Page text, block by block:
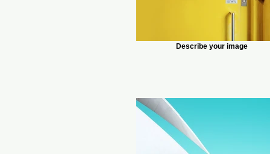
Describe your image